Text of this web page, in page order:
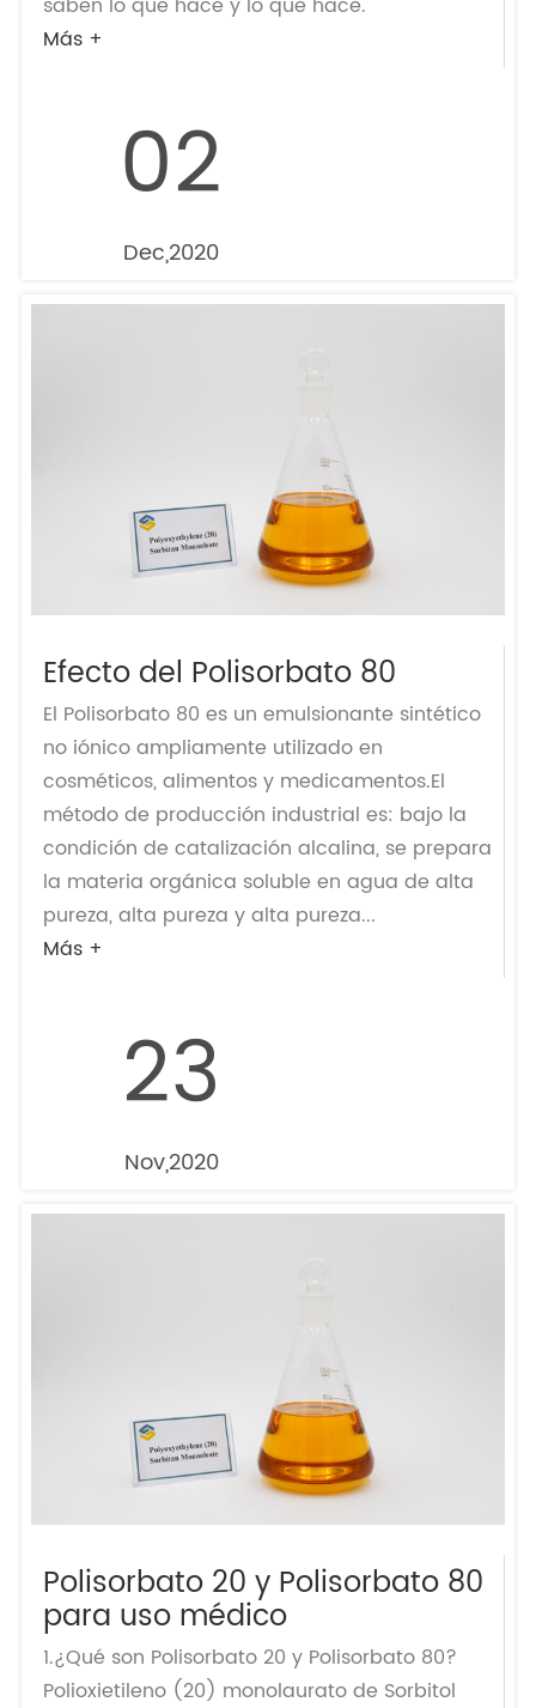
Más +
02
Dec,2020
Efecto del Polisorbato 80
El Polisorbato 80 es un emulsionante sintético
no iónico ampliamente utilizado en
cosméticos, alimentos y medicamentos.El
método de producción industrial es: bajo la
condición de catalización alcalina, se prepara
la materia orgánica soluble en agua de alta
pureza, alta pureza y alta pureza...
Más +
23
Nov,2020
Polisorbato 20 y Polisorbato 80
para uso médico
1.¿Qué son Polisorbato 20 y Polisorbato 80?
Polioxietileno (20) monolaurato de Sorbitol